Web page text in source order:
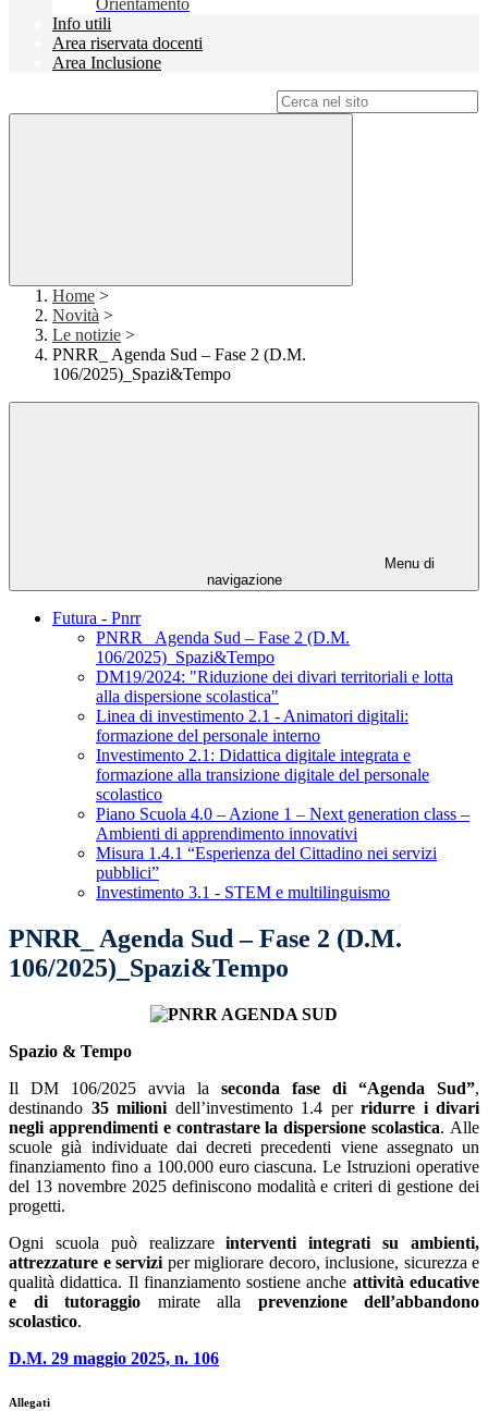
Orientamento
Info utili
Area riservata docenti
Area Inclusione
Home >
Novità >
Le notizie >
PNRR_ Agenda Sud – Fase 2 (D.M.
106/2025)_Spazi&Tempo
Menu di
navigazione
Futura - Pnrr
PNRR_ Agenda Sud – Fase 2 (D.M.
106/2025)_Spazi&Tempo
DM19/2024: "Riduzione dei divari territoriali e lotta
alla dispersione scolastica"
Linea di investimento 2.1 - Animatori digitali:
formazione del personale interno
Investimento 2.1: Didattica digitale integrata e
formazione alla transizione digitale del personale
scolastico
Piano Scuola 4.0 – Azione 1 – Next generation class –
Ambienti di apprendimento innovativi
Misura 1.4.1 “Esperienza del Cittadino nei servizi
pubblici”
Investimento 3.1 - STEM e multilinguismo
PNRR_ Agenda Sud – Fase 2 (D.M.
106/2025)_Spazi&Tempo
Spazio & Tempo
Il DM 106/2025 avvia la seconda fase di “Agenda Sud”,
destinando 35 milioni dell’investimento 1.4 per ridurre i divari
negli apprendimenti e contrastare la dispersione scolastica. Alle
scuole già individuate dai decreti precedenti viene assegnato un
finanziamento fino a 100.000 euro ciascuna. Le Istruzioni operative
del 13 novembre 2025 definiscono modalità e criteri di gestione dei
progetti.
Ogni scuola può realizzareinterventi integrati su ambienti,
attrezzature e servizi per migliorare decoro, inclusione, sicurezza e
qualità didattica. Il finanziamento sostiene anche attività educative
e di tutoraggio mirate alla prevenzione dell’abbandono
scolastico.
D.M. 29 maggio 2025, n. 106
Allegati